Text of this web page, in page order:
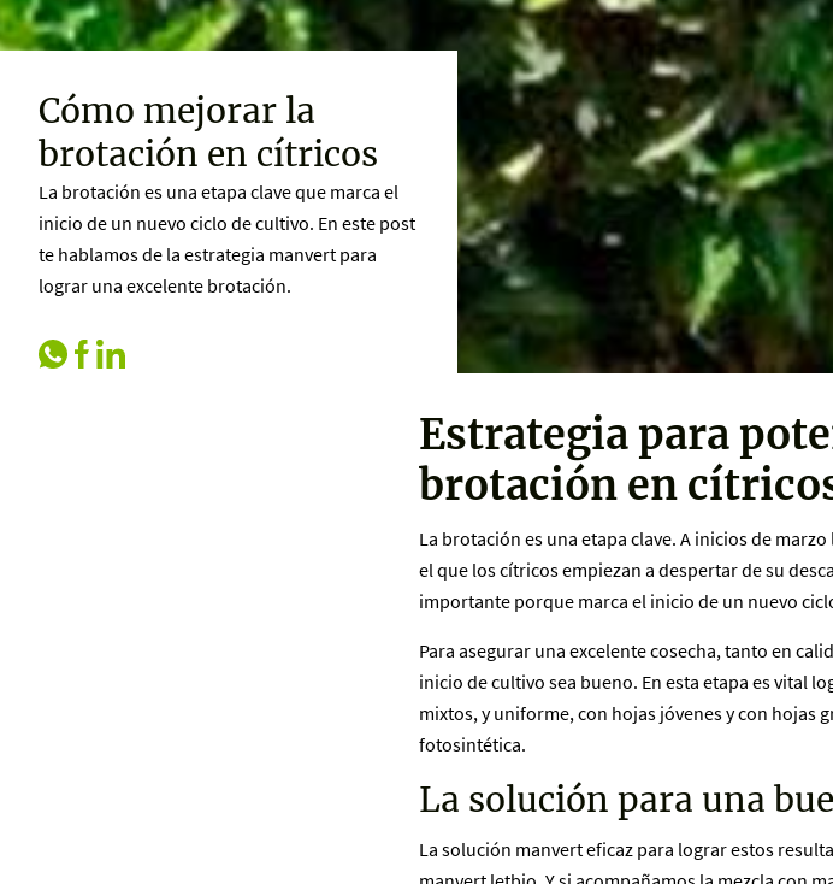
Cómo mejorar la
brotación en cítricos
La brotación es una etapa clave que marca el
inicio de un nuevo ciclo de cultivo. En este post
te hablamos de la estrategia manvert para
lograr una excelente brotación.
Estrategia para
brotación en
La brotación es una etapa clave. A inicios de
el que los cítricos empiezan a despertar de su
importante porque marca el inicio de un nuevo
Para asegurar una excelente cosecha, tanto en
inicio de cultivo sea bueno. En esta etapa es vital
mixtos, y uniforme, con hojas jóvenes y con hojas
fotosintética.
La solución para una
La solución manvert eficaz para lograr estos